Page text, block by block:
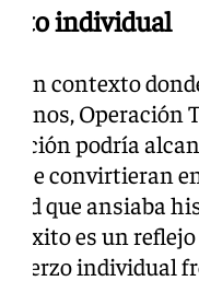
individual
en un contexto
podría
se convirtieran
que ansiaba
éxito es un
individual